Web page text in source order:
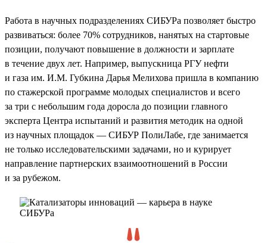
Работа в научных подразделениях СИБУРа позволяет быстро
развиваться: более 70% сотрудников, нанятых на стартовые
позиции, получают повышение в должности и зарплате
в течение двух лет. Например, выпускница РГУ нефти
и газа им. И.М. Губкина Дарья Мелихова пришла в компанию
по стажерской программе молодых специалистов и всего
за три с небольшим года доросла до позиции главного
эксперта Центра испытаний и развития методик на одной
из научных площадок — СИБУР ПолиЛабе, где занимается
не только исследовательскими задачами, но и курирует
направление партнерских взаимоотношений в России
и за рубежом.